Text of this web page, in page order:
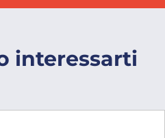
interessarti